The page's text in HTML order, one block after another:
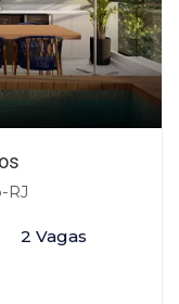
RJ
2 Vagas